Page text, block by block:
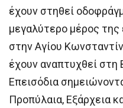
έχουν στηθεί
μεγαλύτερο μέρος
στην Αγίου
έχουν αναπτυχθεί στη
Επεισόδια
Προπύλαια, Εξάρχεια